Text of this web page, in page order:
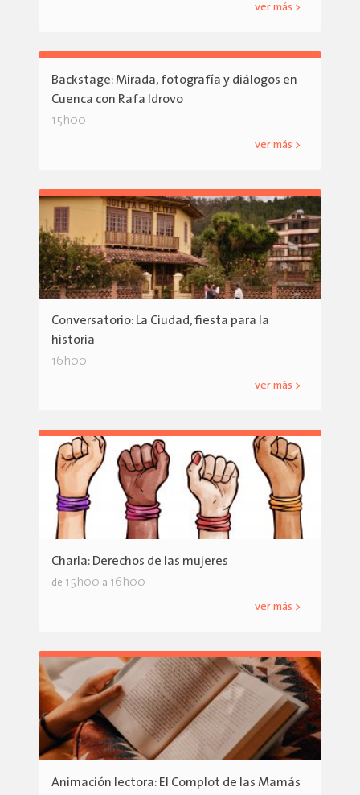
ver más >
Backstage: Mirada, fotografía y diálogos en
Cuenca con Rafa Idrovo
15h00
ver más >
Conversatorio: La Ciudad, fiesta para la
historia
16h00
ver más >
Charla: Derechos de las mujeres
de 15h00 a 16h00
ver más >
Animación lectora: El Complot de las Mamás